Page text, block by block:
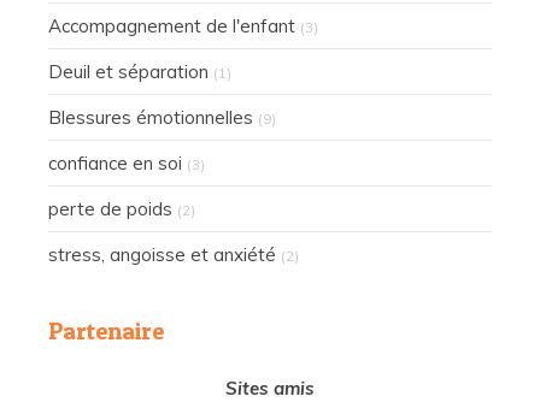
Accompagnement de l'enfant (3)
Deuil et séparation (1)
Blessures émotionnelles (9)
confiance en soi (3)
perte de poids (2)
stress, angoisse et anxiété (2)
Partenaire
Sites amis